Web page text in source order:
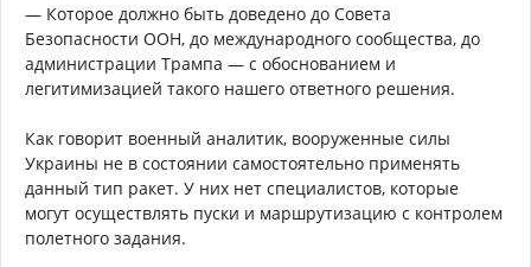
— Которое должно быть доведено до Совета
Безопасности ООН, до международного сообщества, до
администрации Трампа — с обоснованием и
легитимизацией такого нашего ответного решения.
Как говорит военный аналитик, вооруженные силы
Украины не в состоянии самостоятельно применять
данный тип ракет. У них нет специалистов, которые
могут осуществлять пуски и маршрутизацию с контролем
полетного задания.